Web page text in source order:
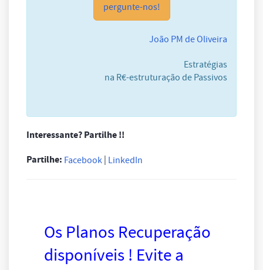
pergunte-nos!
João PM de Oliveira
Estratégias
na R€-estruturação de Passivos
Interessante? Partilhe !!
Partilhe: Facebook | LinkedIn
Os Planos Recuperação
disponíveis ! Evite a